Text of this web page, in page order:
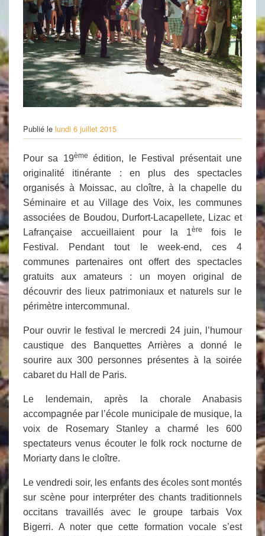
Publié le lundi 6 juillet 2015
Pour sa 19ème
édition, le Festival présentait une
originalité itinérante : en plus des spectacles
organisés à Moissac, au cloître, à la chapelle du
Séminaire et au Village des Voix, les communes
associées de Boudou, Durfort-Lacapellete, Lizac et
Lafrançaise accueillaient pour la 1ère
fois le
Festival. Pendant tout le week-end, ces 4
communes partenaires ont offert des spectacles
gratuits aux amateurs : un moyen original de
découvrir des lieux patrimoniaux et naturels sur le
périmètre intercommunal.
Pour ouvrir le festival le mercredi 24 juin, l’humour
caustique des Banquettes Arrières a donné le
sourire aux 300 personnes présentes à la soirée
cabaret du Hall de Paris.
Le lendemain, après la chorale Anabasis
accompagnée par l’école municipale de musique, la
voix de Rosemary Stanley a charmé les 600
spectateurs venus écouter lefolk rock nocturne de
Moriarty dans le cloître.
Le vendredi soir, les enfants des écoles sont montés
sur scène pour interpréter des chants traditionnels
occitans travaillés avec le groupe tarbais Vox
Bigerri. A noter que cette formation vocale s’est